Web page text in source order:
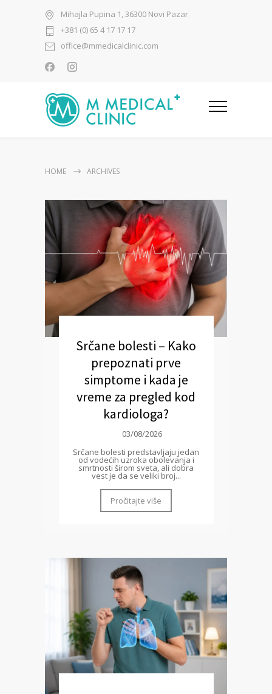
Mihajla Pupina 1, 36300 Novi Pazar
+381 (0) 65 4 17 17 17
office@mmedicalclinic.com
HOME ARCHIVES
Srčane bolesti – Kako
prepoznati prve
simptome i kada je
vreme za pregled kod
kardiologa?
03/08/2026
Srčane bolesti predstavljaju jedan
od vodećih uzroka obolevanja i
smrtnosti širom sveta, ali dobra
vest je da se veliki broj...
Pročitajte više